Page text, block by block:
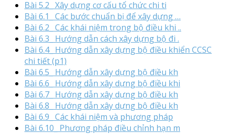
Bài 5.2_ Xây dựng cơ cấu tổ chức chi ti
Bài 6.1_ Các bước chuẩn bị để xây dựng …
Bài 6.2_ Các khái niệm trong bộ điều khi ..
Bài 6.3_ Hướng dẫn cách xây dựng bộ đi .
Bài 6.4_ Hướng dẫn xây dựng bộ điều khiển CCSC
chi tiết (p1)
Bài 6.5_ Hướng dẫn xây dựng bộ điều kh
Bài 6.6_ Hướng dẫn xây dựng bộ điều khi
Bài 6.7_ Hướng dẫn xây dựng bộ điều kh
Bài 6.8_ Hướng dẫn xây dựng bộ điều kh
Bài 6.9_ Các khái niệm và phương pháp
Bài 6.10_ Phương pháp điều chỉnh hạn m